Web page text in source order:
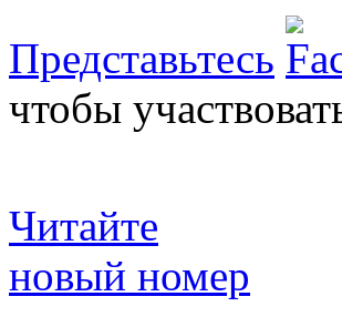
Представьтесь
чтобы
Читайте
новый номер